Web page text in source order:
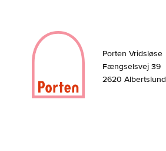
Porten Vridsløse
Fængselsvej 39
2620 Albertslund